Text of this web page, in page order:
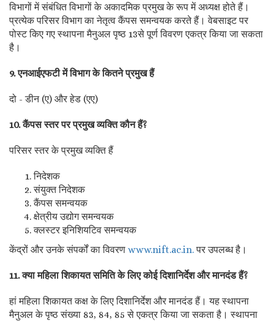
विभागों में संबंधित विभागों के अकादमिक प्रमुख के रूप में अध्यक्ष होते हैं।
प्रत्येक परिसर विभाग का नेतृत्व कैंपस समन्वयक करते हैं। वेबसाइट पर
पोस्ट किए गए स्थापना मैनुअल पृष्ठ 13से पूर्ण विवरण एकत्र किया जा सकता
है।
9. एनआईएफटी में विभाग के कितने प्रमुख हैं
दो - डीन (ए) और हेड (एए)
10. कैंपस स्तर पर प्रमुख व्यक्ति कौन हैं?
परिसर स्तर के प्रमुख व्यक्ति हैं
निदेशक
संयुक्त निदेशक
कैंपस समन्वयक
क्षेत्रीय उद्योग समन्वयक
क्लस्टर इनिशियटिव समन्वयक
केंद्रों और उनके संपर्कों का विवरण www.nift.ac.in.पर उपलब्ध है।
11. क्या महिला शिकायत समिति के लिए कोई दिशानिर्देश और मानदंड हैं?
हां महिला शिकायत कक्ष के लिए दिशानिर्देश और मानदंड हैं। यह स्थापना
मैनुअल के पृष्ठ संख्या 83, 84, 85 से एकत्र किया जा सकता है। स्थापना